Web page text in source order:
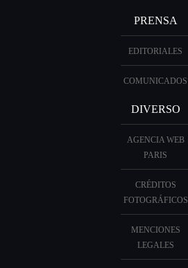
PRENSA
EDITORIALES
COMUNICADOS
DIVERSO
AGENCIA WEB
PARIS
CRÉDITOS
FOTOGRÁFICOS
MENCIONES
LEGALES